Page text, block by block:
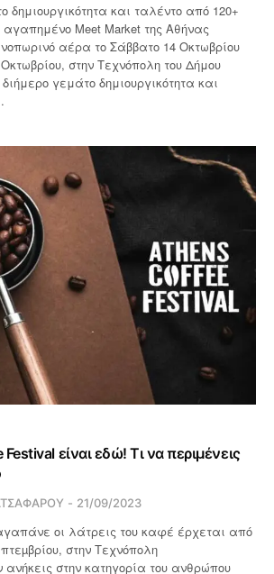
δημιουργικότητα και ταλέντο από 120+
αγαπημένο Meet Market της Αθήνας
αέρα το Σάββατο 14 Οκτωβρίου
στην Τεχνόπολη του Δήμου
γεμάτο δημιουργικότητα και
είναι εδώ! Τι να περιμένεις
21/09/2023
οι λάτρεις του καφέ έρχεται από
στην Τεχνόπολη
στην κατηγορία του ανθρώπου